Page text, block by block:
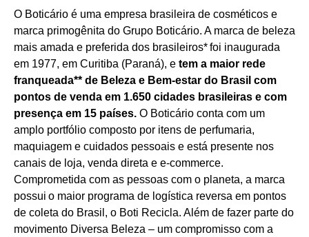
O Boticário é uma empresa brasileira de cosméticos e
marca primogênita do Grupo Boticário. A marca de beleza
mais amada e preferida dos brasileiros* foi inaugurada
em 1977, em Curitiba (Paraná), e tem a maior rede
franqueada** de Beleza e Bem-estar do Brasil com
pontos de venda em 1.650 cidades brasileiras e com
presença em 15 países. O Boticário conta com um
amplo portfólio composto por itens de perfumaria,
maquiagem e cuidados pessoais e está presente nos
canais de loja, venda direta e e-commerce.
Comprometida com as pessoas com o planeta, a marca
possui o maior programa de logística reversa em pontos
de coleta do Brasil, o Boti Recicla. Além de fazer parte do
movimento Diversa Beleza – um compromisso com a